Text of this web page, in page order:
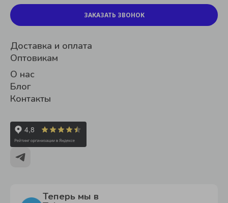
Доставка и оплата
Оптовикам
О нас
Блог
Контакты
ЗАКАЗАТЬ ЗВОНОК
Теперь мы в